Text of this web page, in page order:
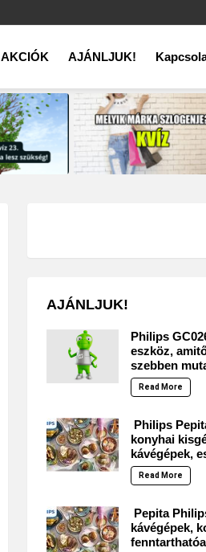
AKCIÓK AJÁNLJUK!
AJÁNLJUK!
Philips
eszköz,
szebben
Read More
Philips
konyhai
kávégépek,
Read More
Pepita
kávégépek,